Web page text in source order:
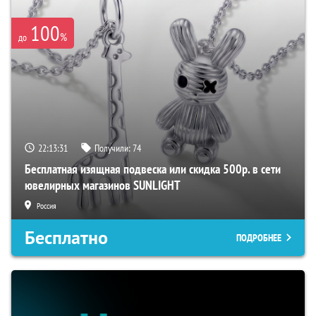
до 100%
22:13:30 Получили:74
Бесплатная изящная подвеска или скидка 500р. в сети
ювелирных магазинов SUNLIGHT
Россия
Бесплатно ПОДРОБНЕЕ